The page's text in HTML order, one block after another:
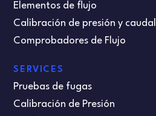
Elementos de flujo
Calibración de presión y caudal
Comprobadores de Flujo
SERVICES
Pruebas de fugas
Calibración de Presión